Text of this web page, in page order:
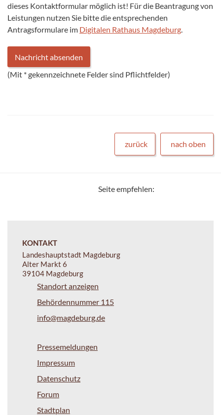
dieses Kontaktformular möglich ist! Für die Beantragung von
Leistungen nutzen Sie bitte die entsprechenden
Antragsformulare im Digitalen Rathaus Magdeburg.
(Mit *gekennzeichnete Felder sind Pflichtfelder)
zurück nach oben
Seite empfehlen:
KONTAKT
Landeshauptstadt Magdeburg
Alter Markt 6
39104 Magdeburg
Standort anzeigen
Behördennummer 115
info@magdeburg.de
Pressemeldungen
Impressum
Datenschutz
Forum
Stadtplan